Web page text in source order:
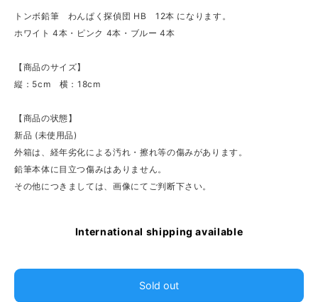
トンボ鉛筆 わんぱく探偵団 HB 12本 になります。
ホワイト 4本・ピンク 4本・ブルー 4本
【商品のサイズ】
縦：5cm 横：18cm
【商品の状態】
新品 (未使用品)
外箱は、経年劣化による汚れ・擦れ等の傷みがあります。
鉛筆本体に目立つ傷みはありません。
その他につきましては、画像にてご判断下さい。
International shipping available
Sold out